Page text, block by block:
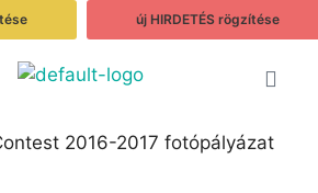
új HIRDETÉS rögzítése